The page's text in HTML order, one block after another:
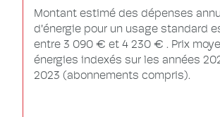
Montant estimé des dépenses
d'énergie pour un usage standard
entre 3 090 € et 4 230 € . Prix
énergies indexés sur les années
2023 (abonnements compris).